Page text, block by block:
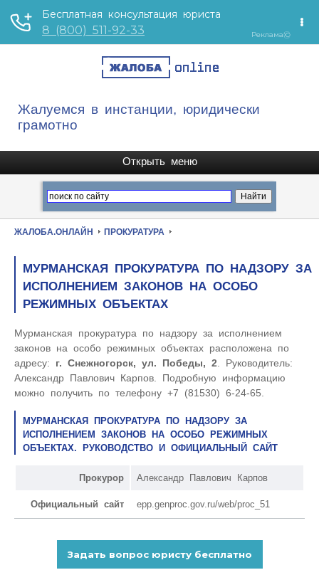
Жалуемся в инстанции, юридически
грамотно
ЖАЛОБА.ОНЛАЙН ПРОКУРАТУРА
МУРМАНСКАЯ ПРОКУРАТУРА ПО НАДЗОРУ ЗА
ИСПОЛНЕНИЕМ ЗАКОНОВ НА ОСОБО
РЕЖИМНЫХ ОБЪЕКТАХ
Мурманская прокуратура по надзору за исполнением
законов на особо режимных объектах расположена по
адресу: г. Снежногорск, ул. Победы, 2 . Руководитель:
Александр Павлович Карпов. Подробную информацию
можно получить по телефону +7 (81530) 6-24-65.
МУРМАНСКАЯ ПРОКУРАТУРА ПО НАДЗОРУ ЗА
ИСПОЛНЕНИЕМ ЗАКОНОВ НА ОСОБО РЕЖИМНЫХ
ОБЪЕКТАХ. РУКОВОДСТВО И ОФИЦИАЛЬНЫЙ САЙТ
Прокурор Александр Павлович Карпов
Официальный сайт epp.genproc.gov.ru/web/proc_51